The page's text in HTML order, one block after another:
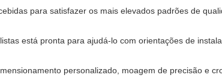
para satisfazer os mais elevados padrões de
está pronta para ajudá-lo com orientações de
personalizado, moagem de precisão e